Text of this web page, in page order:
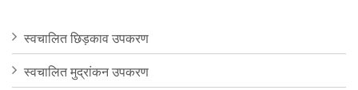
स्वचालित छिड़काव उपकरण
स्वचालित मुद्रांकन उपकरण